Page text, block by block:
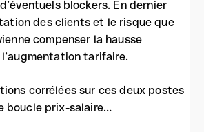
blockers. En dernier
des clients et le risque que
compenser la hausse
tarifaire.
corrélées sur ces deux postes
boucle prix-salaire…